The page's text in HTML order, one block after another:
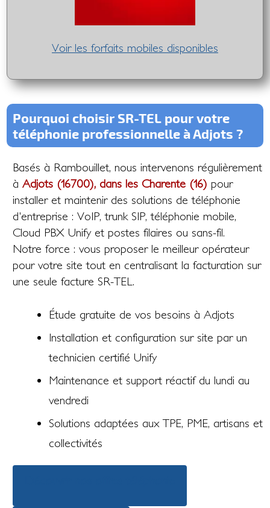
Voir les forfaits mobiles disponibles
Pourquoi choisir SR-TEL pour votre
téléphonie professionnelle à Adjots ?
Basés à Rambouillet, nous intervenons régulièrement
àAdjots (16700), dans les Charente (16) pour
installer et maintenir des solutions de téléphonie
d'entreprise : VoIP, trunk SIP, téléphonie mobile,
Cloud PBX Unify et postes filaires ou sans-fil.
Notre force : vous proposer le meilleur opérateur
pour votre site tout en centralisant la facturation sur
une seule facture SR-TEL.
Étude gratuite de vos besoins à Adjots
Installation et configuration sur site par un
technicien certifié Unify
Maintenance et support réactif du lundi au
vendredi
Solutions adaptées aux TPE, PME, artisans et
collectivités